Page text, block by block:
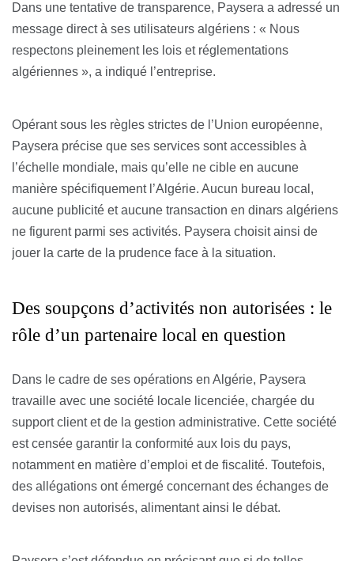
Dans une tentative de transparence, Paysera a adressé un
message direct à ses utilisateurs algériens : « Nous
respectons pleinement les lois et réglementations
algériennes », a indiqué l’entreprise.
Opérant sous les règles strictes de l’Union européenne,
Paysera précise que ses services sont accessibles à
l’échelle mondiale, mais qu’elle ne cible en aucune
manière spécifiquement l’Algérie. Aucun bureau local,
aucune publicité et aucune transaction en dinars algériens
ne figurent parmi ses activités. Paysera choisit ainsi de
jouer la carte de la prudence face à la situation.
Des soupçons d’activités non autorisées : le
rôle d’un partenaire local en question
Dans le cadre de ses opérations en Algérie, Paysera
travaille avec une société locale licenciée, chargée du
support client et de la gestion administrative. Cette société
est censée garantir la conformité aux lois du pays,
notamment en matière d’emploi et de fiscalité. Toutefois,
des allégations ont émergé concernant des échanges de
devises non autorisés, alimentant ainsi le débat.